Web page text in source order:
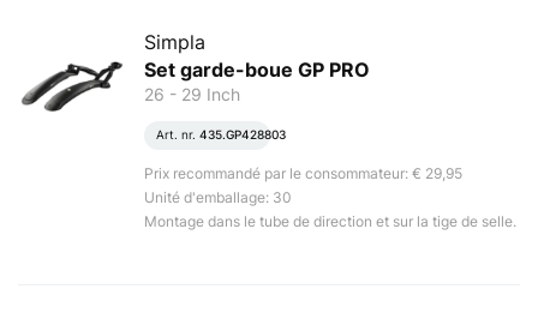
Simpla
Set garde-boue GP PRO
26 - 29 Inch
Art. nr. 435.GP428803
Prix recommandé par le consommateur: € 29,95
Unité d'emballage: 30
Montage dans le tube de direction et sur la tige de selle.